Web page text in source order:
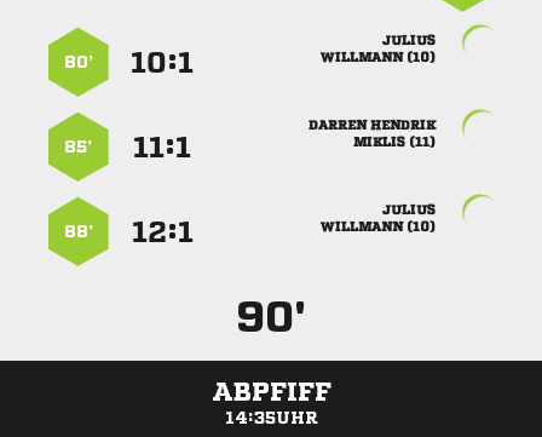

 
:
80’
 
 
:
85’

 
:
88’
90'
ABPFIFF
14:35UHR